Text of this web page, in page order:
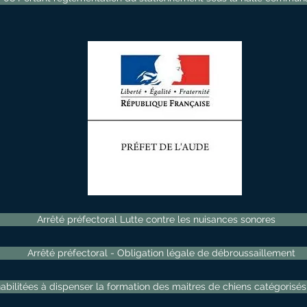
Arrêté préfectoral Lutte contre les nuisances sonores
Arrêté préfectoral - Obligation légale de débroussaillement
à dispenser la formation des maitres de chiens catégorisés